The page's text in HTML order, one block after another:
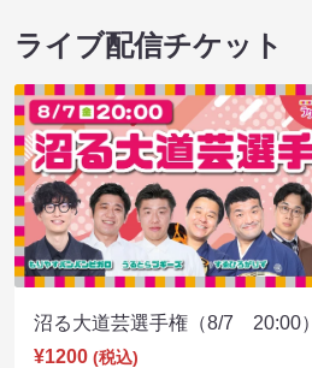
ライブ配信チケット
沼る大道芸選手権（8/7 20:00）
¥1200 (税込)